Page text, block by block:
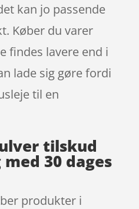
kan jo passende
Køber du varer
findes lavere end i
lade sig gøre fordi
til en
tilskud
30 dages
produkter i